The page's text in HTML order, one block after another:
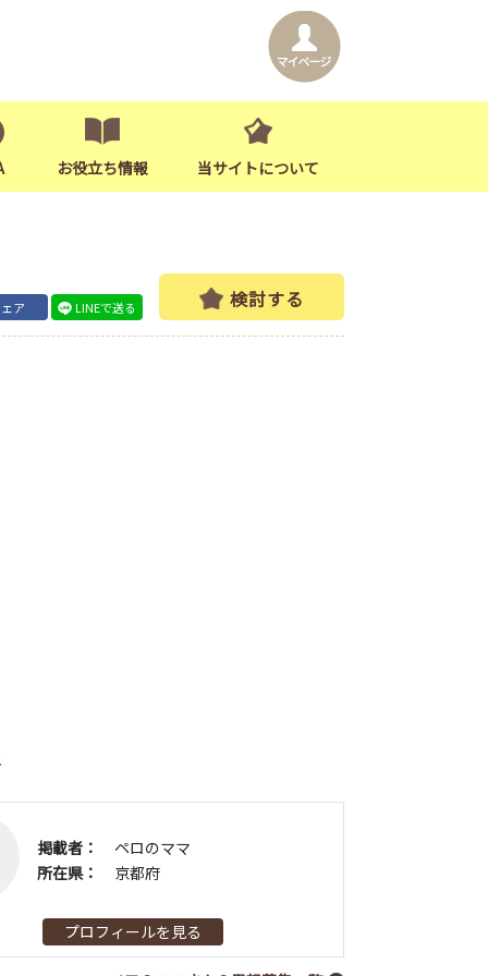
お役立ち情報 当サイトについて
ア LINEで送る 検討する
掲載者：
ペロのママ
所在県：
京都府
プロフィールを見る